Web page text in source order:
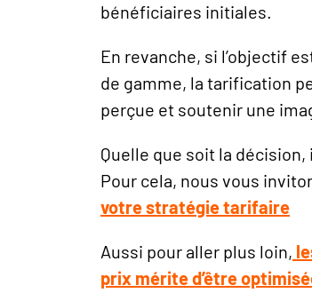
bénéficiaires initiales.
En revanche, si l’objectif
de gamme, la tarification
perçue et soutenir une
Quelle que soit la
Pour cela, nous vous
votre stratégie tarifaire
Aussi pour aller plus loin,
prix mérite d’être